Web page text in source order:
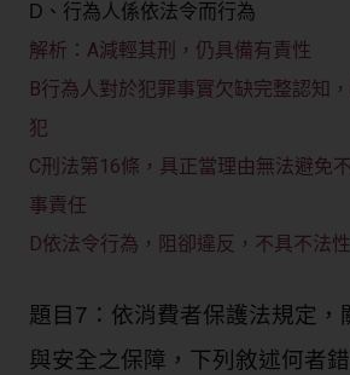
D、行為人係依法令而行為
解析： A減輕其刑，仍具備有責性
B行為人對於犯罪事實欠缺完整認知
犯
C刑法第16條，具正當理由無法避免
事責任
D依法令行為，阻卻違反，不具不法性
題目7：依消費者保護法規定，
與安全之保障，下列敘述何者錯